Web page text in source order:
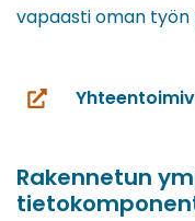
vapaasti oman työn
(siirryt
palveluun)
Rakennetun